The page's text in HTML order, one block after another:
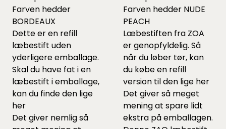
Farven hedder
BORDEAUX
Dette er en refill
læbestift uden
yderligere emballage.
Skal du have fat i en
læbestift i emballage,
kan du finde den lige
her
Det giver nemlig så
Farven hedder NUDE
PEACH
Læbestiften fra ZOA
er genopfyldelig. Så
når du løber tør, kan
du købe en refill
version til den lige her
Det giver så meget
mening at spare lidt
ekstra på emballagen.